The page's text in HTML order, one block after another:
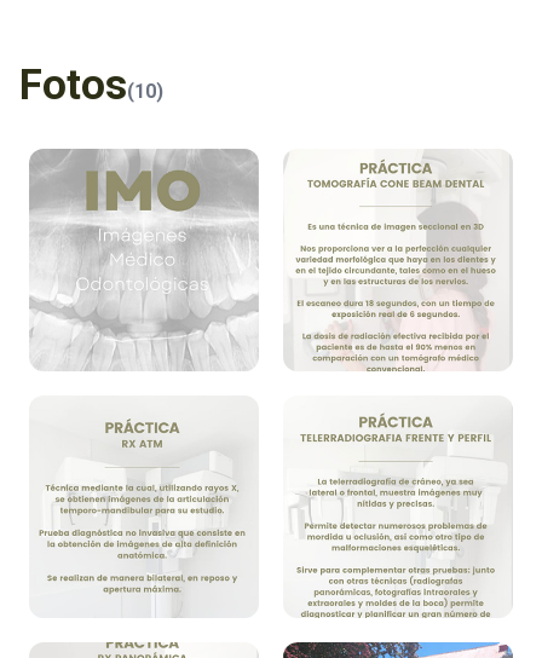
Fotos(10)